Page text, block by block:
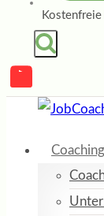
Coaching